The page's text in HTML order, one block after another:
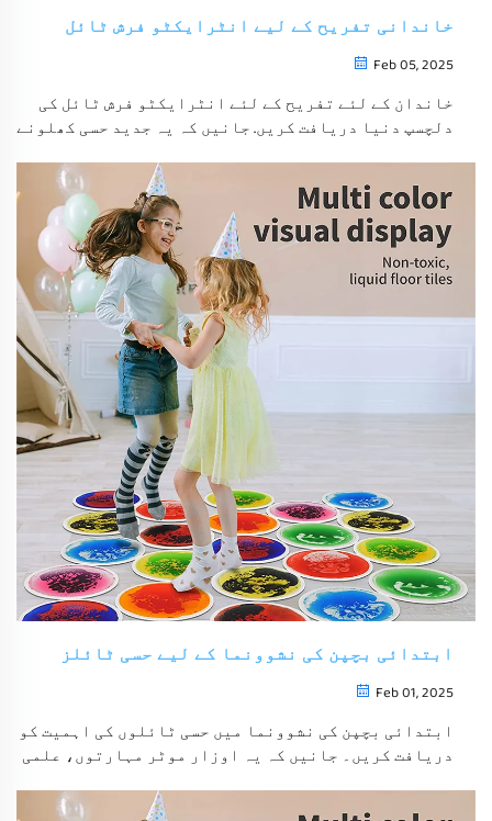
خاندانی تفریح کے لیے انٹرایکٹو فرش ٹائل
Feb 05, 2025
خاندان کے لئے تفریح کے لئے انٹرایکٹو فرش ٹائل کی
دلچسپ دنیا دریافت کریں. جانیں کہ یہ جدید حسی کھلونے
ابتدائی بچپن کی نشوونما کے لیے حسی ٹائلز
Feb 01, 2025
ابتدائی بچپن کی نشوونما میں حسی ٹائلوں کی اہمیت کو
دریافت کریں۔ جانیں کہ یہ اوزار موٹر مہارتوں، علمی
ایک جامع اور جامع تعلیم حاصل کی جاسکے۔